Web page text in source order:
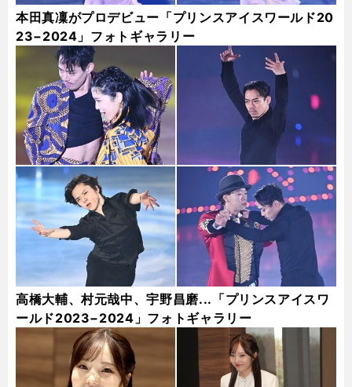
本田真凜がプロデビュー「プリンスアイスワールド20
23−2024」フォトギャラリー
高橋大輔、村元哉中、宇野昌磨...「プリンスアイスワ
ールド2023−2024」フォトギャラリー